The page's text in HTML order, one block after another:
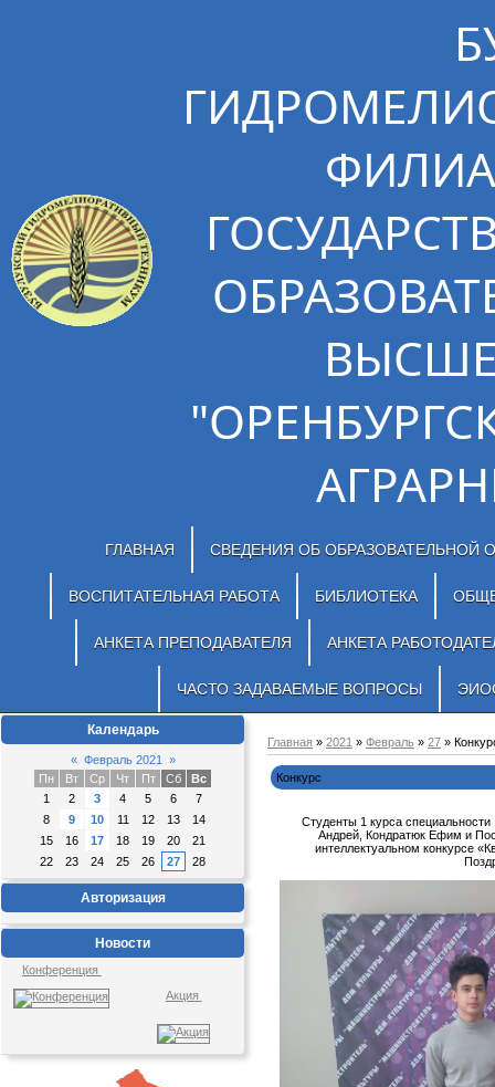
ГЛАВНАЯ СВЕДЕНИЯ ОБ ОБРАЗОВАТЕЛЬНОЙ
ВОСПИТАТЕЛЬНАЯ РАБОТА БИБЛИОТЕКА
АНКЕТА ПРЕПОДАВАТЕЛЯ АНКЕТА
ЧАСТО ЗАДАВАЕМЫЕ ВОПРОСЫ
Календарь
« Февраль 2021
»
Пн
Вт Ср Чт Пт Сб
Вс
1
2 3 4 5 6
7
8
9 10 11 12 13
14
15
16 17 18 19 20
21
22
23 24 25 26 27 28
Авторизация
Новости
Конференция
Акция
Главная » 2021 » Февраль » 27 »
Конкурс
Студенты 1 курса
Андрей, Кондратюк Ефим и
интеллектуальном конкурсе